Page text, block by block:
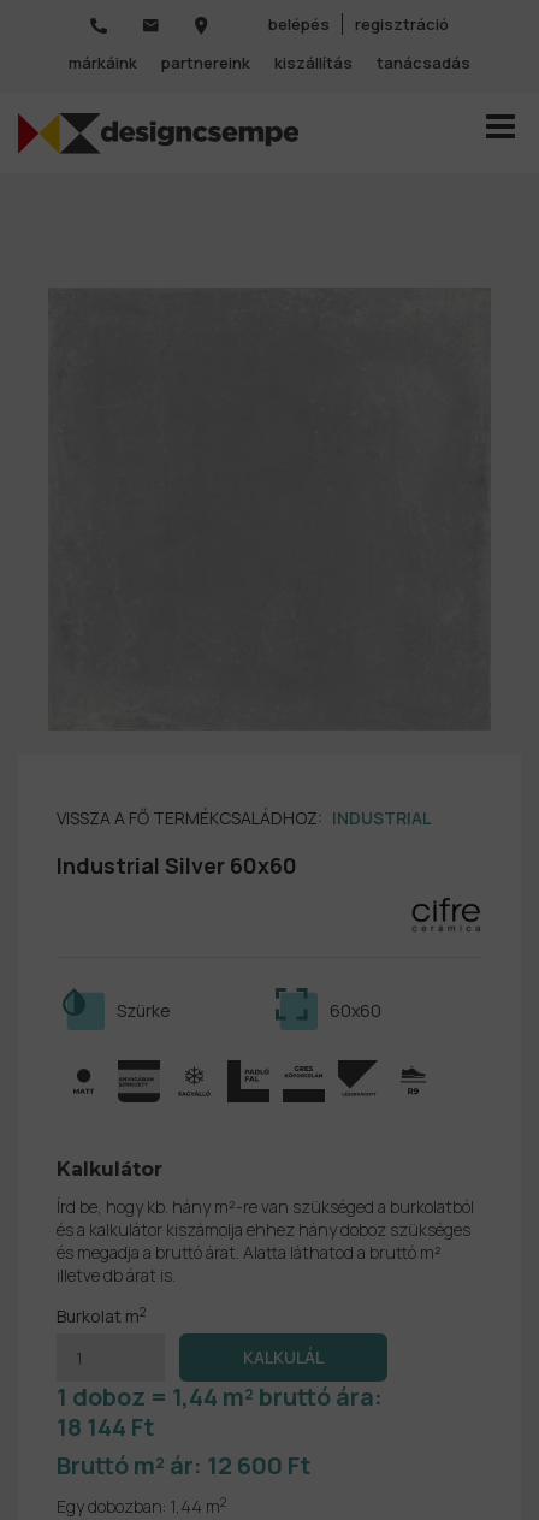
belépés
regisztráció
márkáink
partnereink kiszállítás tanácsadás
VISSZA A FŐ TERMÉKCSALÁDHOZ: INDUSTRIAL
Industrial Silver 60x60
60x60
Szürke
Kalkulátor
Írd be, hogy kb. hány m²-re van szükséged a burkolatból
és a kalkulátor kiszámolja ehhez hány doboz szükséges
és megadja a bruttó árat. Alatta láthatod a bruttó m²
illetve db árat is.
Burkolat m2
1 doboz = 1,44 m² bruttó ára:
18 144 Ft
Bruttó m² ár: 12 600 Ft
Egy dobozban: 1,44 m2